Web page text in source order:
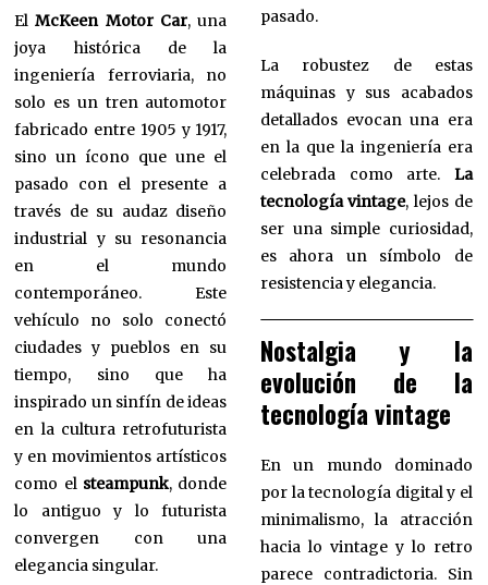
ElMcKeen Motor Car, una
joya histórica de la
ingeniería ferroviaria, no
solo es un tren automotor
fabricado entre 1905 y 1917,
sino un ícono que une el
pasado con el presente a
través de su audaz diseño
industrial y su resonancia
en el mundo
contemporáneo. Este
vehículo no solo conectó
ciudades y pueblos en su
tiempo, sino que ha
inspirado un sinfín de ideas
en la cultura retrofuturista
y en movimientos artísticos
como el steampunk, donde
lo antiguo y lo futurista
convergen con una
elegancia singular.
pasado.
La robustez de estas
máquinas y sus acabados
detallados evocan una era
en la que la ingeniería era
celebrada como arte. La
tecnología vintage, lejos de
ser una simple curiosidad,
es ahora un símbolo de
resistencia y elegancia.
Nostalgia y la
evolución de la
tecnología vintage
En un mundo dominado
por la tecnología digital y el
minimalismo, la atracción
hacia lo vintage y lo retro
parece contradictoria. Sin